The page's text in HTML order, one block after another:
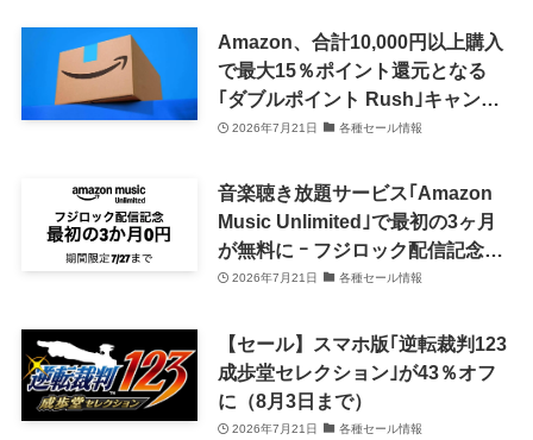
Amazon、合計10,000円以上購入
で最大15％ポイント還元となる
｢ダブルポイント Rush｣キャンペ
ーンを開催中 ｰ Anker製品が複数
2026年7月21日 各種セール情報
音楽聴き放題サービス｢Amazon
Music Unlimited｣で最初の3ヶ月
が無料に ｰ フジロック配信記念キ
ャンペーン開催中
2026年7月21日 各種セール情報
【セール】スマホ版｢逆転裁判123
成歩堂セレクション｣が43％オフ
に（8月3日まで）
2026年7月21日 各種セール情報